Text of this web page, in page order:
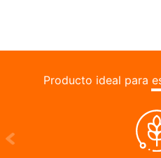
Producto ideal para